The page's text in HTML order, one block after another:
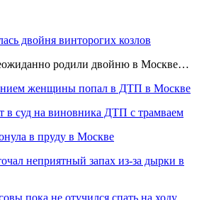
двойня винторогих козлов
родили двойню в Москве…
женщины попал в ДТП в Москве
в суд на виновника ДТП с трамваем
в пруду в Москве
неприятный запах из-за дырки в
пока не отучился спать на ходу